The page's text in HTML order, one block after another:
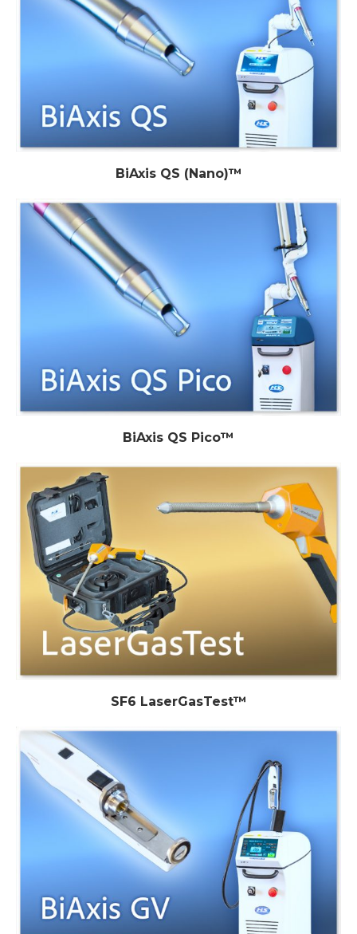
BiAxis QS (Nano)™
BiAxis QS Pico™
SF6 LaserGasTest™